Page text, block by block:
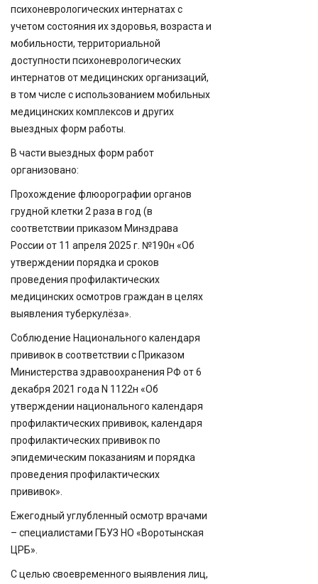
психоневрологических интернатах с
учетом состояния их здоровья, возраста и
мобильности, территориальной
доступности психоневрологических
интернатов от медицинских организаций,
в том числе с использованием мобильных
медицинских комплексов и других
выездных форм работы.
В части выездных форм работ
организовано:
Прохождение флюорографии органов
грудной клетки 2 раза в год (в
соответствии приказом Минздрава
России от 11 апреля 2025 г. №190н «Об
утверждении порядка и сроков
проведения профилактических
медицинских осмотров граждан в целях
выявления туберкулёза».
Соблюдение Национального календаря
прививок в соответствии с Приказом
Министерства здравоохранения РФ от 6
декабря 2021 года N 1122н «Об
утверждении национального календаря
профилактических прививок, календаря
профилактических прививок по
эпидемическим показаниям и порядка
проведения профилактических
прививок».
Ежегодный углубленный осмотр врачами
– специалистами ГБУЗ НО «Воротынская
ЦРБ».
С целью своевременного выявления лиц,